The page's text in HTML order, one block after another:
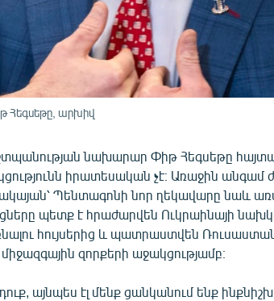
արխիվ
նախարար Փիթ Հեգսեթը
իրատեսական չէ։ Առաջին անգամ
Պենտագոնի նոր ղեկավարը նաև
պետք է հրաժարվեն Ուկրաինայի
հույսերից և պատրաստվեն
զորքերի աջակցությամբ։
այնպես էլ մենք ցանկանում ենք